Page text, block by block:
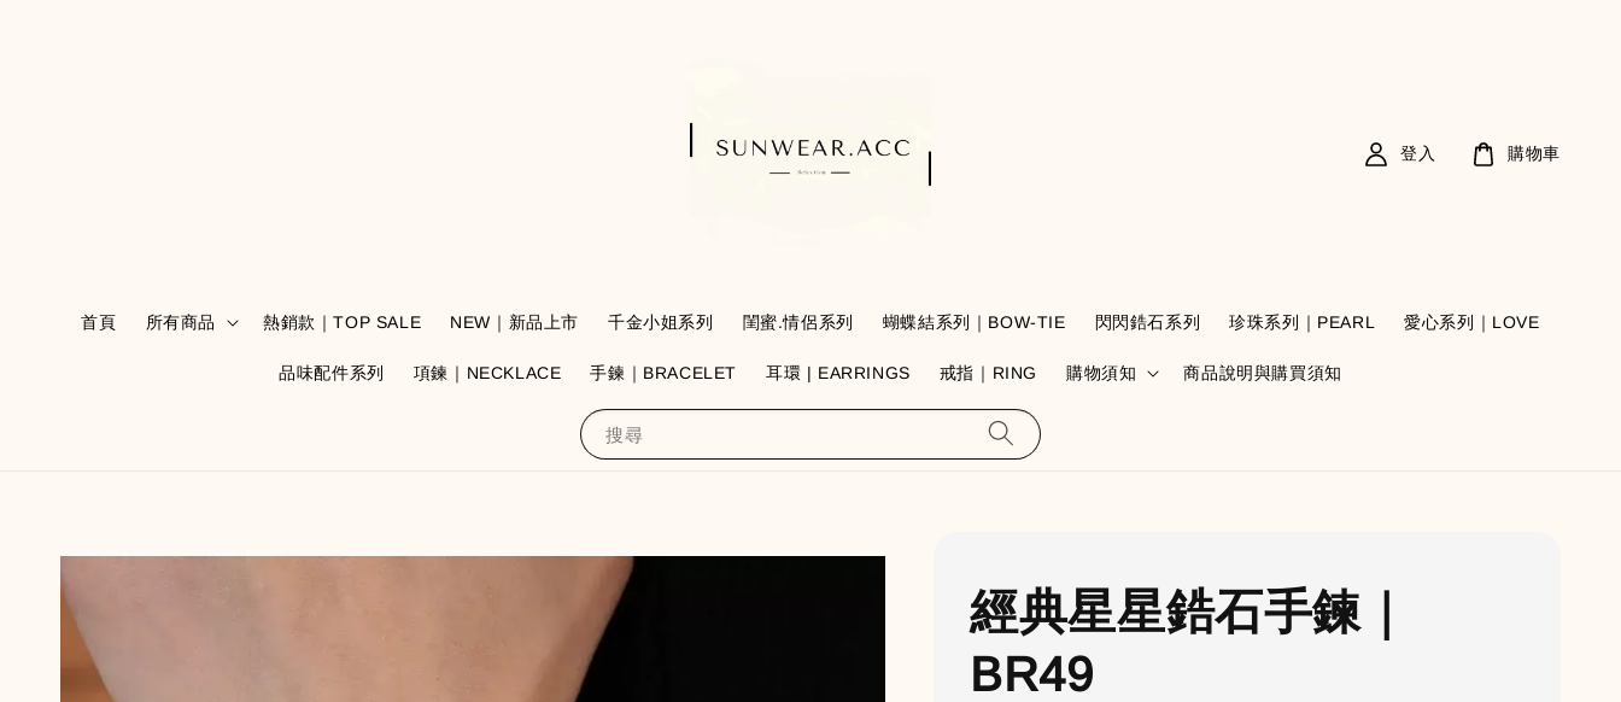
搜尋
首頁 所有商品 熱銷款｜TOP SALE NEW｜新品上市 千金小姐系列 閨蜜.情侶系列 蝴蝶結系列｜BOW-TIE 閃閃鋯石系列 珍珠系列｜PEARL 愛心系列｜LOVE
品味配件系列 項鍊｜NECKLACE 手鍊｜BRACELET 耳環 | EARRINGS 戒指｜RING 購物須知 商品說明與購買須知
登入 購物車
經典星星鋯石手鍊｜
BR49